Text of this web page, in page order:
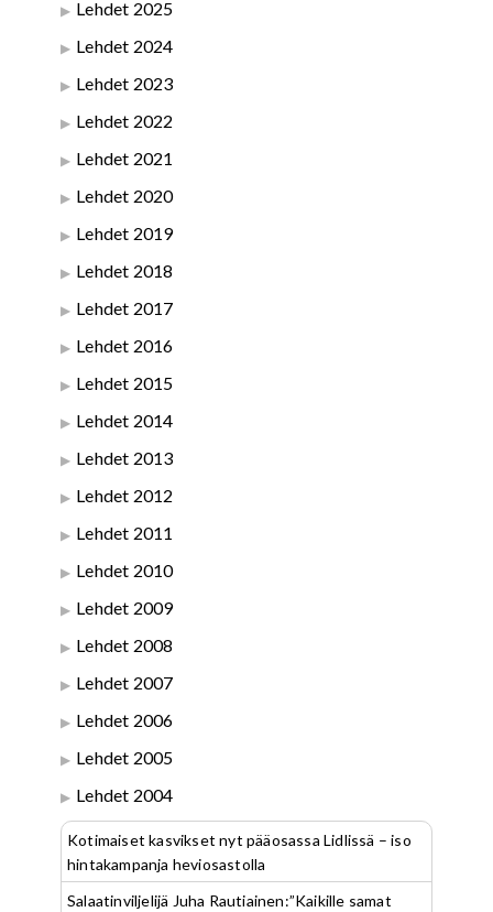
Lehdet 2025
Lehdet 2024
Lehdet 2023
Lehdet 2022
Lehdet 2021
Lehdet 2020
Lehdet 2019
Lehdet 2018
Lehdet 2017
Lehdet 2016
Lehdet 2015
Lehdet 2014
Lehdet 2013
Lehdet 2012
Lehdet 2011
Lehdet 2010
Lehdet 2009
Lehdet 2008
Lehdet 2007
Lehdet 2006
Lehdet 2005
Lehdet 2004
Kotimaiset kasvikset nyt pääosassa Lidlissä – iso
hintakampanja heviosastolla
Salaatinviljelijä Juha Rautiainen:”Kaikille samat